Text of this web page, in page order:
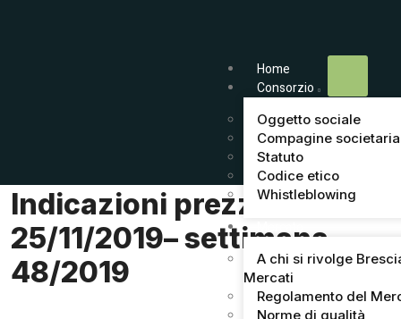
Home
Consorzio
Oggetto sociale
Compagine societaria
Statuto
Codice etico
Whistleblowing
A chi si rivolge
Mercati
Regolamento del
Norme di qualità
Indicazioni prezzi del
25/11/2019– settimana
48/2019